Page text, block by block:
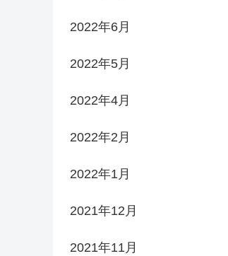
2022年6月
2022年5月
2022年4月
2022年2月
2022年1月
2021年12月
2021年11月